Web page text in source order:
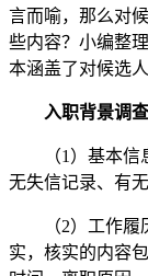
言而喻，那么对
些内容？小编整
本涵盖了对候选
入职背景调查
（1）基本信息
无失信记录、有
（2）工作履历
实，核实的内容